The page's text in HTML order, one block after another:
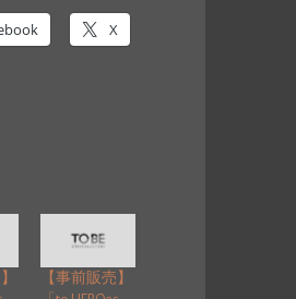
X
【事前販売】